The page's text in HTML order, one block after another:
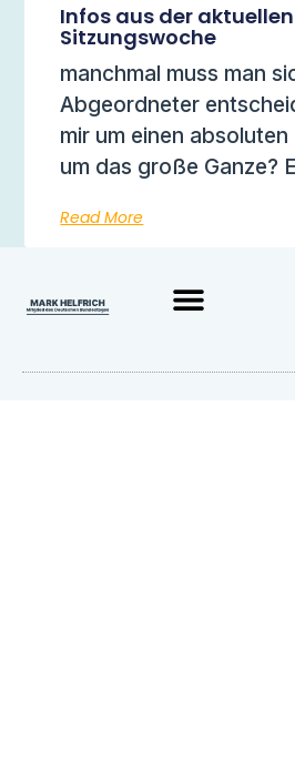
Infos aus der aktuellen
Sitzungswoche
manchmal muss man
Abgeordneter
mir um einen
um das große Ganze?
Read More